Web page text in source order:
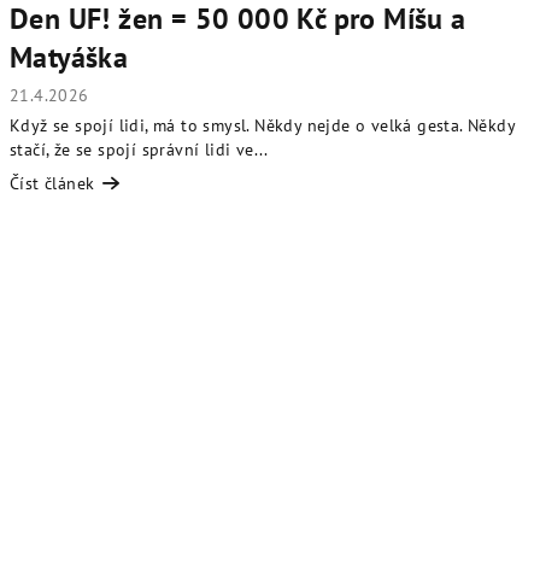
Den UF! žen = 50 000 Kč pro Míšu a
Matyáška
21.4.2026
Když se spojí lidi, má to smysl. Někdy nejde o velká gesta. Někdy
stačí, že se spojí správní lidi ve...
Číst článek